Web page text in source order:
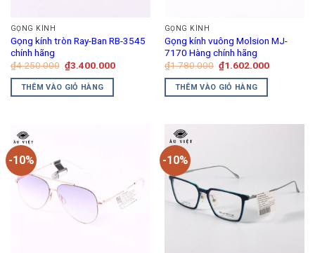
GỌNG KÍNH
Gọng kính tròn Ray-Ban RB-3545
chính hãng
₫4.250.000 Giá
gốc
là:
₫4.250.000.
₫3.400.000Giá
THÊM VÀO GIỎ HÀNG
GỌNG KÍNH
Gọng kính vuông Molsion MJ-
7170 Hàng chính hãng
₫1.780.000 Giá
gốc
là:
₫1.780.000.
₫1.602.000Giá
THÊM VÀO GIỎ HÀNG
-10% -10%